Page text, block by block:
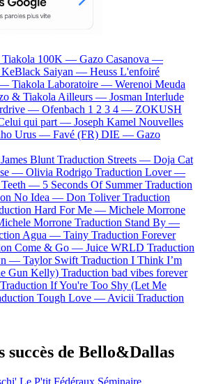
100K — Gazo Casanova —
KeBlack Saiyan — Heuss L'enfoiré
— Tiakola Laboratoire — Werenoi Meuda
& Tiakola Ailleurs — Josman Interlude
— Ofenbach 1 2 3 4 — ZOKUSH
qui part — Joseph Kamel Nouvelles
Urus — Favé (FR) DIE — Gazo
James Blunt Traduction Streets — Doja Cat
— Olivia Rodrigo Traduction Lover —
Teeth — 5 Seconds Of Summer Traduction
No Idea — Don Toliver Traduction
Hard For Me — Michele Morrone
Morrone Traduction Stand By —
Agua — Tainy Traduction Forever
Come & Go — Juice WRLD Traduction
— Taylor Swift Traduction I Think I’m
Gun Kelly) Traduction bad vibes forever
Traduction If You're Too Shy (Let Me
Tough Love — Avicii Traduction
succès de Bello&Dallas